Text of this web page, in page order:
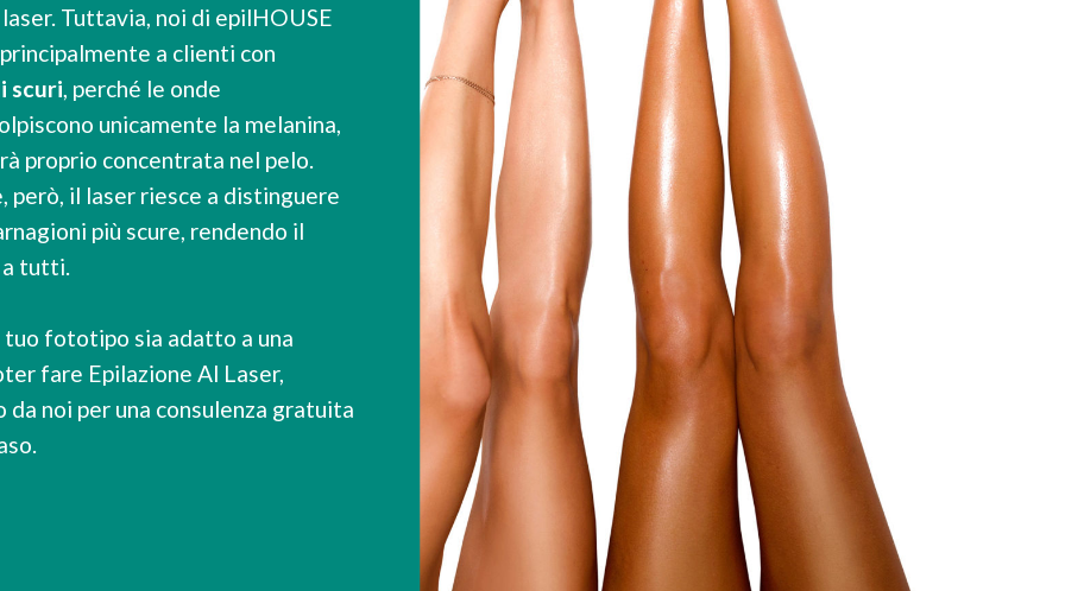
Tuttavia, noi di epilHOUSE
a clienti con
scuri, perché le onde
unicamente la melanina,
proprio concentrata nel pelo.
però, il laser riesce a distinguere
più scure, rendendo il
tutti.
fototipo sia adatto a una
fare Epilazione Al Laser,
noi per una consulenza gratuita